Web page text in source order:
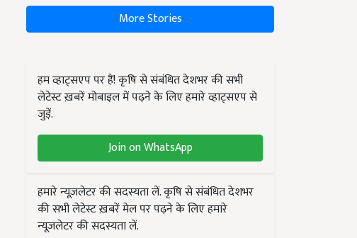
More Stories
हम व्हाट्सएप पर हैं! कृषि से संबंधित देशभर की सभी
लेटेस्ट ख़बरें मोबाइल में पढ़ने के लिए हमारे व्हाट्सएप से
जुड़ें.
Join on WhatsApp
हमारे न्यूज़लेटर की सदस्यता लें. कृषि से संबंधित देशभर
की सभी लेटेस्ट ख़बरें मेल पर पढ़ने के लिए हमारे
न्यूज़लेटर की सदस्यता लें.